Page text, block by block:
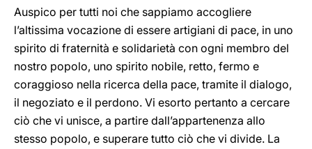
Auspico per tutti noi che sappiamo accogliere
l’altissima vocazione di essere artigiani di pace, in uno
spirito di fraternità e solidarietà con ogni membro del
nostro popolo, uno spirito nobile, retto, fermo e
coraggioso nella ricerca della pace, tramite il dialogo,
il negoziato e il perdono. Vi esorto pertanto a cercare
ciò che vi unisce, a partire dall’appartenenza allo
stesso popolo, e superare tutto ciò che vi divide. La